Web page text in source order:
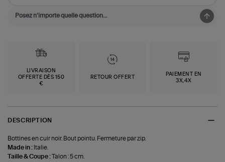
LIVRAISON
OFFERTE DÈS 150
€
RETOUR OFFERT
PAIEMENT EN
3X,4X
DESCRIPTION
Bottines en cuir noir. Bout pointu. Fermeture par zip.
Made in : Italie.
Taille & Coupe :
Talon : 5 cm.